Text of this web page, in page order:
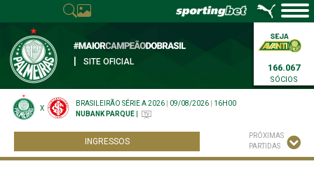
SITE OFICIAL
166.067
SÓCIOS
X
BRASILEIRÃO SÉRIE A 2026 09/08/2026
16H00
NUBANK PARQUE
INGRESSOS
PRÓXIMAS
PARTIDAS